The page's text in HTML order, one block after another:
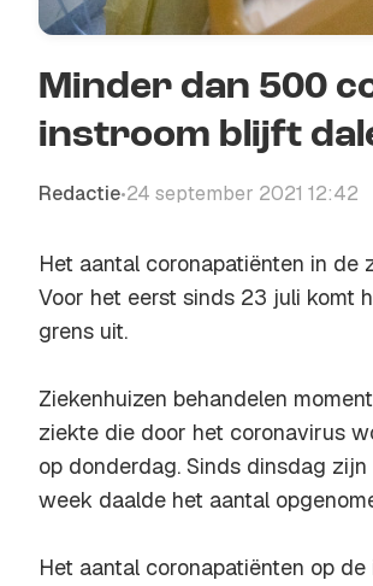
Minder dan 500
instroom blijft
Redactie•24 september 2021 12:42
Het aantal coronapatiënten in
Voor het eerst sinds 23 juli komt
grens uit.
Ziekenhuizen behandelen
ziekte die door het coronavirus
op donderdag. Sinds dinsdag
week daalde het aantal
Het aantal coronapatiënten op